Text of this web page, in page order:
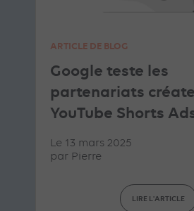
ARTICLE DE BLOG
Google teste les
partenariats
YouTube Shorts
Le 13 mars 2025
par Pierre
LIRE L'ARTICLE